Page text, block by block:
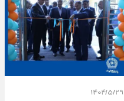
۱۴۰۴/۵/۲۹